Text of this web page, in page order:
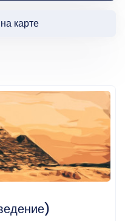
карте